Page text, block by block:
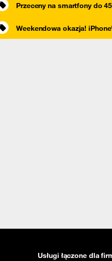
Przeceny na smartfony do
Weekendowa okazja!
Usługi łączone dla